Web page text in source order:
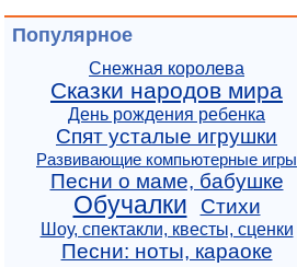
Популярное
Снежная королева
Сказки народов мира
День рождения ребенка
Спят усталые игрушки
Развивающие компьютерные игры
Песни о маме, бабушке
Обучалки Стихи
Шоу, спектакли, квесты, сценки
Песни: ноты, караоке